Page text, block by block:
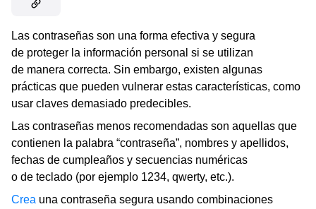
Las contraseñas son una forma efectiva y segura
de proteger la información personal si se utilizan
de manera correcta. Sin embargo, existen algunas
prácticas que pueden vulnerar estas características, como
usar claves demasiado predecibles.
Las contraseñas menos recomendadas son aquellas que
contienen la palabra “contraseña”, nombres y apellidos,
fechas de cumpleaños y secuencias numéricas
o de teclado (por ejemplo 1234, qwerty, etc.).
Crea una contraseña segura usando combinaciones